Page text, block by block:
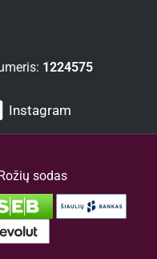
1224575
Instagram
sodas